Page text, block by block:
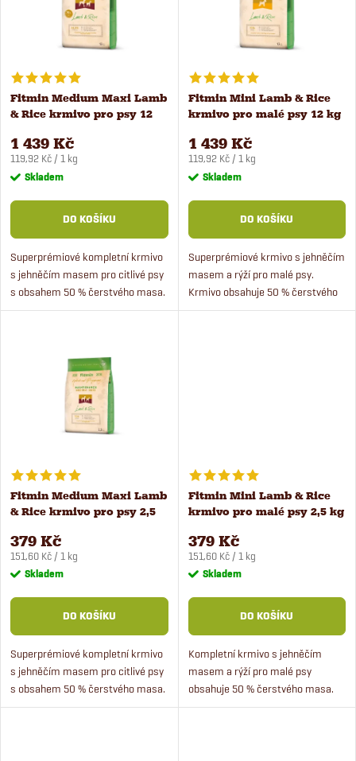
í
p
r
o
d
u
k
s
p
r
o
d
u
Fitmin Medium Maxi Lamb
& Rice krmivo pro psy 12
1 439 Kč
Měrná
cena:
119,92 Kč / 1 kg
Skladem
DO KOŠÍKU
Superprémiové kompletní krmivo
s jehněčím masem pro citlivé psy
s obsahem 50 % čerstvého masa.
Krmivo je vhodné pro střední a
Fitmin Mini Lamb & Rice
krmivo pro malé psy 12 kg
1 439 Kč
Měrná
cena:
119,92 Kč / 1 kg
Skladem
DO KOŠÍKU
Superprémiové krmivo s jehněčím
masem a rýží pro malé psy.
Krmivo obsahuje 50 % čerstvého
masa a funkční bylinky přispívající
Fitmin Medium Maxi Lamb
& Rice krmivo pro psy 2,5
379 Kč
Měrná
cena:
151,60 Kč / 1 kg
Skladem
DO KOŠÍKU
Superprémiové kompletní krmivo
s jehněčím masem pro citlivé psy
s obsahem 50 % čerstvého masa.
Krmivo je vhodné pro střední a
Fitmin Mini Lamb & Rice
krmivo pro malé psy 2,5 kg
379 Kč
Měrná
cena:
151,60 Kč / 1 kg
Skladem
DO KOŠÍKU
Kompletní krmivo s jehněčím
masem a rýží pro malé psy
obsahuje 50 % čerstvého masa.
Fitmin Mini Lamb & Rice je vhodné